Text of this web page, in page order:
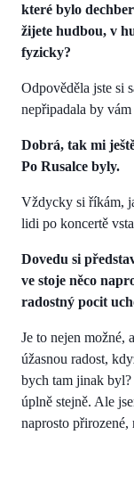
které bylo
žijete hudbou, v
fyzicky?
Odpověděla jste si
nepřipadala by
Dobrá, tak mi
Po Rusalce byly.
Vždycky si říkám,
lidi po koncertě
Dovedu si
ve stoje něco
radostný pocit
Je to nejen možné,
úžasnou radost,
bych tam jinak
úplně stejně. Ale
naprosto přirozené,